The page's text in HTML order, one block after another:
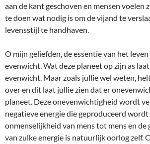
aan de kant geschoven en mensen voelen
te doen wat nodig is om de vijand te
levensstijl te handhaven.
O mijn geliefden, de essentie van het
evenwicht. Wat deze planeet op zijn as
evenwicht. Maar zoals jullie wel weten,
over en dit laat jullie zien dat er
planeet. Deze onevenwichtigheid wordt
negatieve energie die geproduceerd
onmenselijkheid van mens tot mens en
van zulke energie is natuurlijk oorlog zelf.